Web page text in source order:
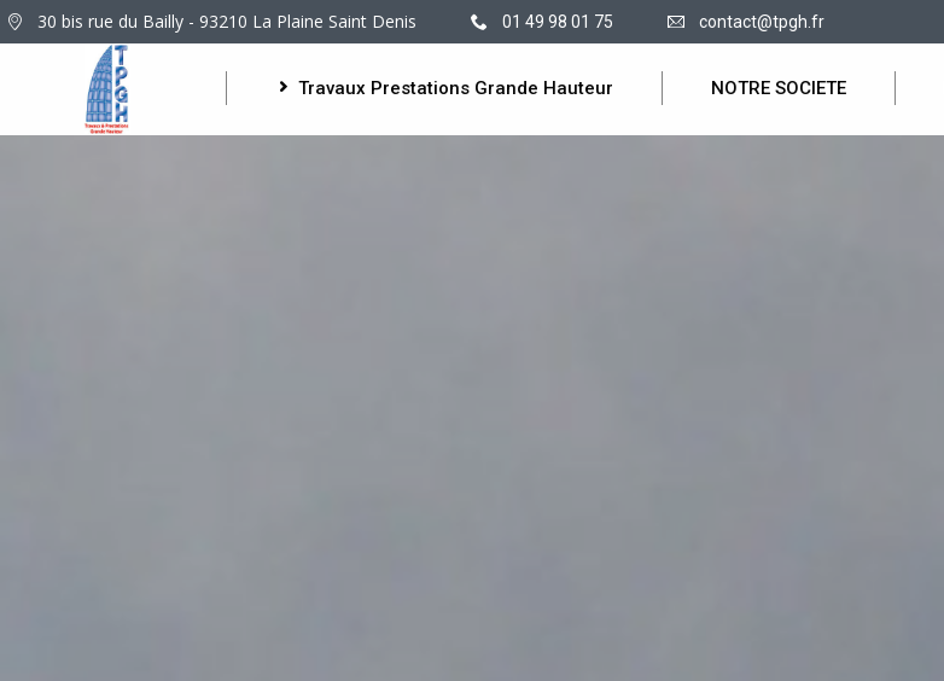
30 bis rue du Bailly - 93210 La Plaine Saint Denis 01 49 98 01 75 contact@tpgh.fr
Travaux Prestations Grande Hauteur NOTRE SOCIETE